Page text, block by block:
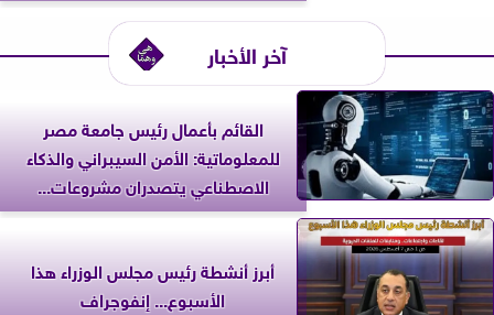
آخر الأخبار
القائم بأعمال رئيس جامعة مصر
للمعلوماتية: الأمن السيبراني والذكاء
الاصطناعي يتصدران مشروعات...
أبرز أنشطة رئيس مجلس الوزراء هذا
الأسبوع... إنفوجراف